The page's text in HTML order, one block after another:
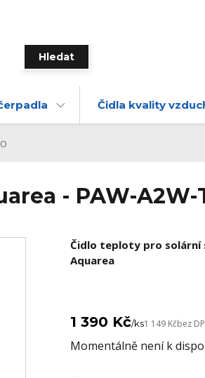
Hledat
Čidla kvality
- PAW-A2W-
Čidlo teploty pro solární
Aquarea
1 390 Kč/ks1 149 Kčbez
Momentálně není k